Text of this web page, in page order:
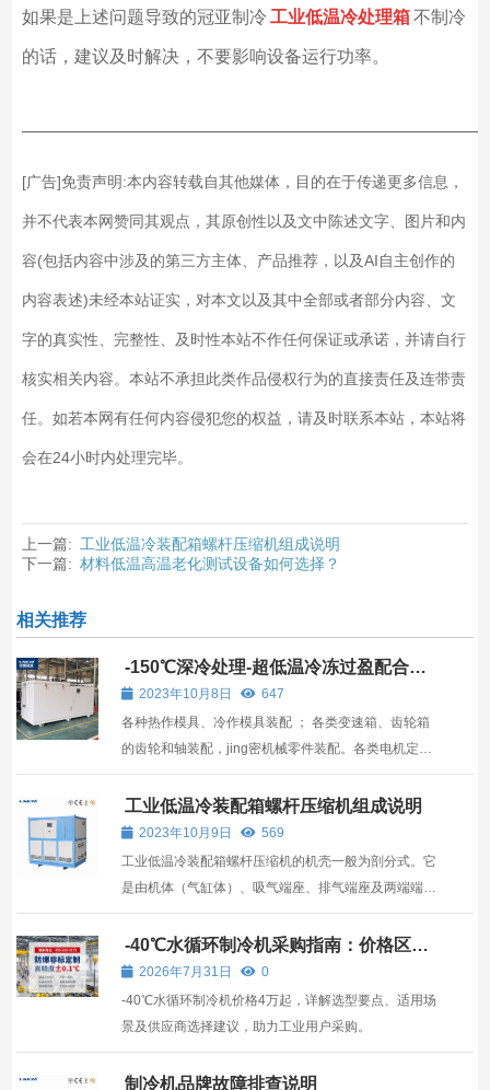
如果是上述问题导致的冠亚制冷 工业低温冷处理箱不制冷
的话，建议及时解决，不要影响设备运行功率。
[广告]免责声明:本内容转载自其他媒体，目的在于传递更多信息，
并不代表本网赞同其观点，其原创性以及文中陈述文字、图片和内
容(包括内容中涉及的第三方主体、产品推荐，以及AI自主创作的
内容表述)未经本站证实，对本文以及其中全部或者部分内容、文
字的真实性、完整性、及时性本站不作任何保证或承诺，并请自行
核实相关内容。本站不承担此类作品侵权行为的直接责任及连带责
任。如若本网有任何内容侵犯您的权益，请及时联系本站，本站将
会在24小时内处理完毕。
上一篇: 工业低温冷装配箱螺杆压缩机组成说明
下一篇: 材料低温高温老化测试设备如何选择？
相关推荐
-150℃深冷处理-超低温冷冻过盈配合方
法2023年10月8日
647
各种热作模具、冷作模具装配 ； 各类变速箱、齿轮箱
的齿轮和轴装配，jing密机械零件装配。各类电机定
子、转子装配 ； 汽车机件、发动机零部件
工业低温冷装配箱螺杆压缩机组成说明
2023年10月9日
569
工业低温冷装配箱螺杆压缩机的机壳一般为剖分式。它
是由机体（气缸体）、吸气端座、排气端座及两端端盖
组成。
-40℃水循环制冷机采购指南：价格区
间、选型要点与供应商建议
2026年7月31日
0
-40℃水循环制冷机价格4万起，详解选型要点、适用场
景及供应商选择建议，助力工业用户采购。
制冷机品牌故障排查说明